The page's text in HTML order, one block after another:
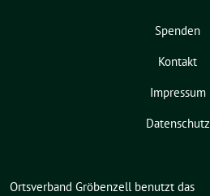
Spenden
Kontakt
Impressum
Datenschutz
Ortsverband Gröbenzell benutzt das